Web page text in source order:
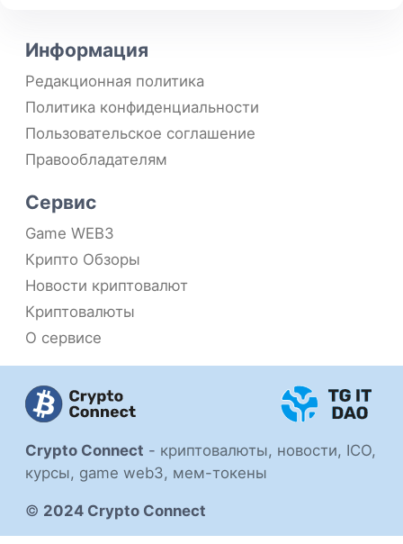
Crypto Connect - криптовалюты, новости, ICO,
курсы, game web3, мем-токены
© 2024 Crypto Connect
Информация
Редакционная политика
Политика конфиденциальности
Пользовательское соглашение
Правообладателям
Сервис
Game WEB3
Крипто Обзоры
Новости криптовалют
Криптовалюты
О сервисе